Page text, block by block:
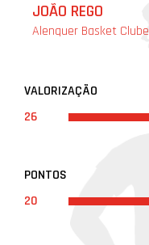
JOÃO REGO
Alenquer Basket Clube
VALORIZAÇÃO
26
PONTOS
20